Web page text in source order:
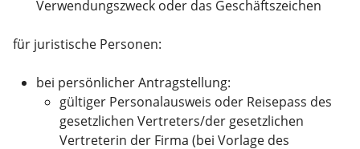
Verwendungszweck oder das Geschäftszeichen
für juristische Personen:
bei persönlicher Antragstellung:
gültiger Personalausweis oder Reisepass des
gesetzlichen Vertreters/der gesetzlichen
Vertreterin der Firma (bei Vorlage des